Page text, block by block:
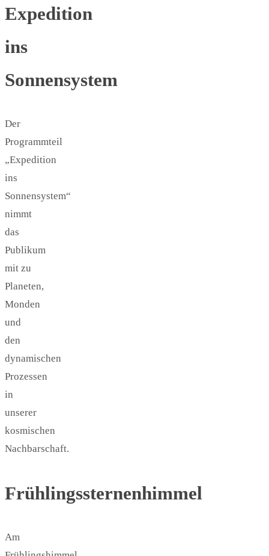
Expedition
ins
Sonnensystem
Der
Programmteil
„Expedition
ins
Sonnensystem“
nimmt
das
Publikum
mit zu
Planeten,
Monden
und
den
dynamischen
Prozessen
in
unserer
kosmischen
Nachbarschaft.
Frühlingssternenhimmel
Am